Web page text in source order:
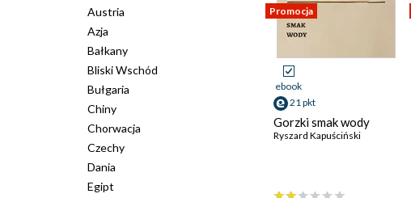
Austria
Azja
Bałkany
Bliski Wschód
Bułgaria
Chiny
Chorwacja
Czechy
Dania
Egipt
Promocja
ebook
21 pkt
Gorzki smak wody
Ryszard Kapuściński